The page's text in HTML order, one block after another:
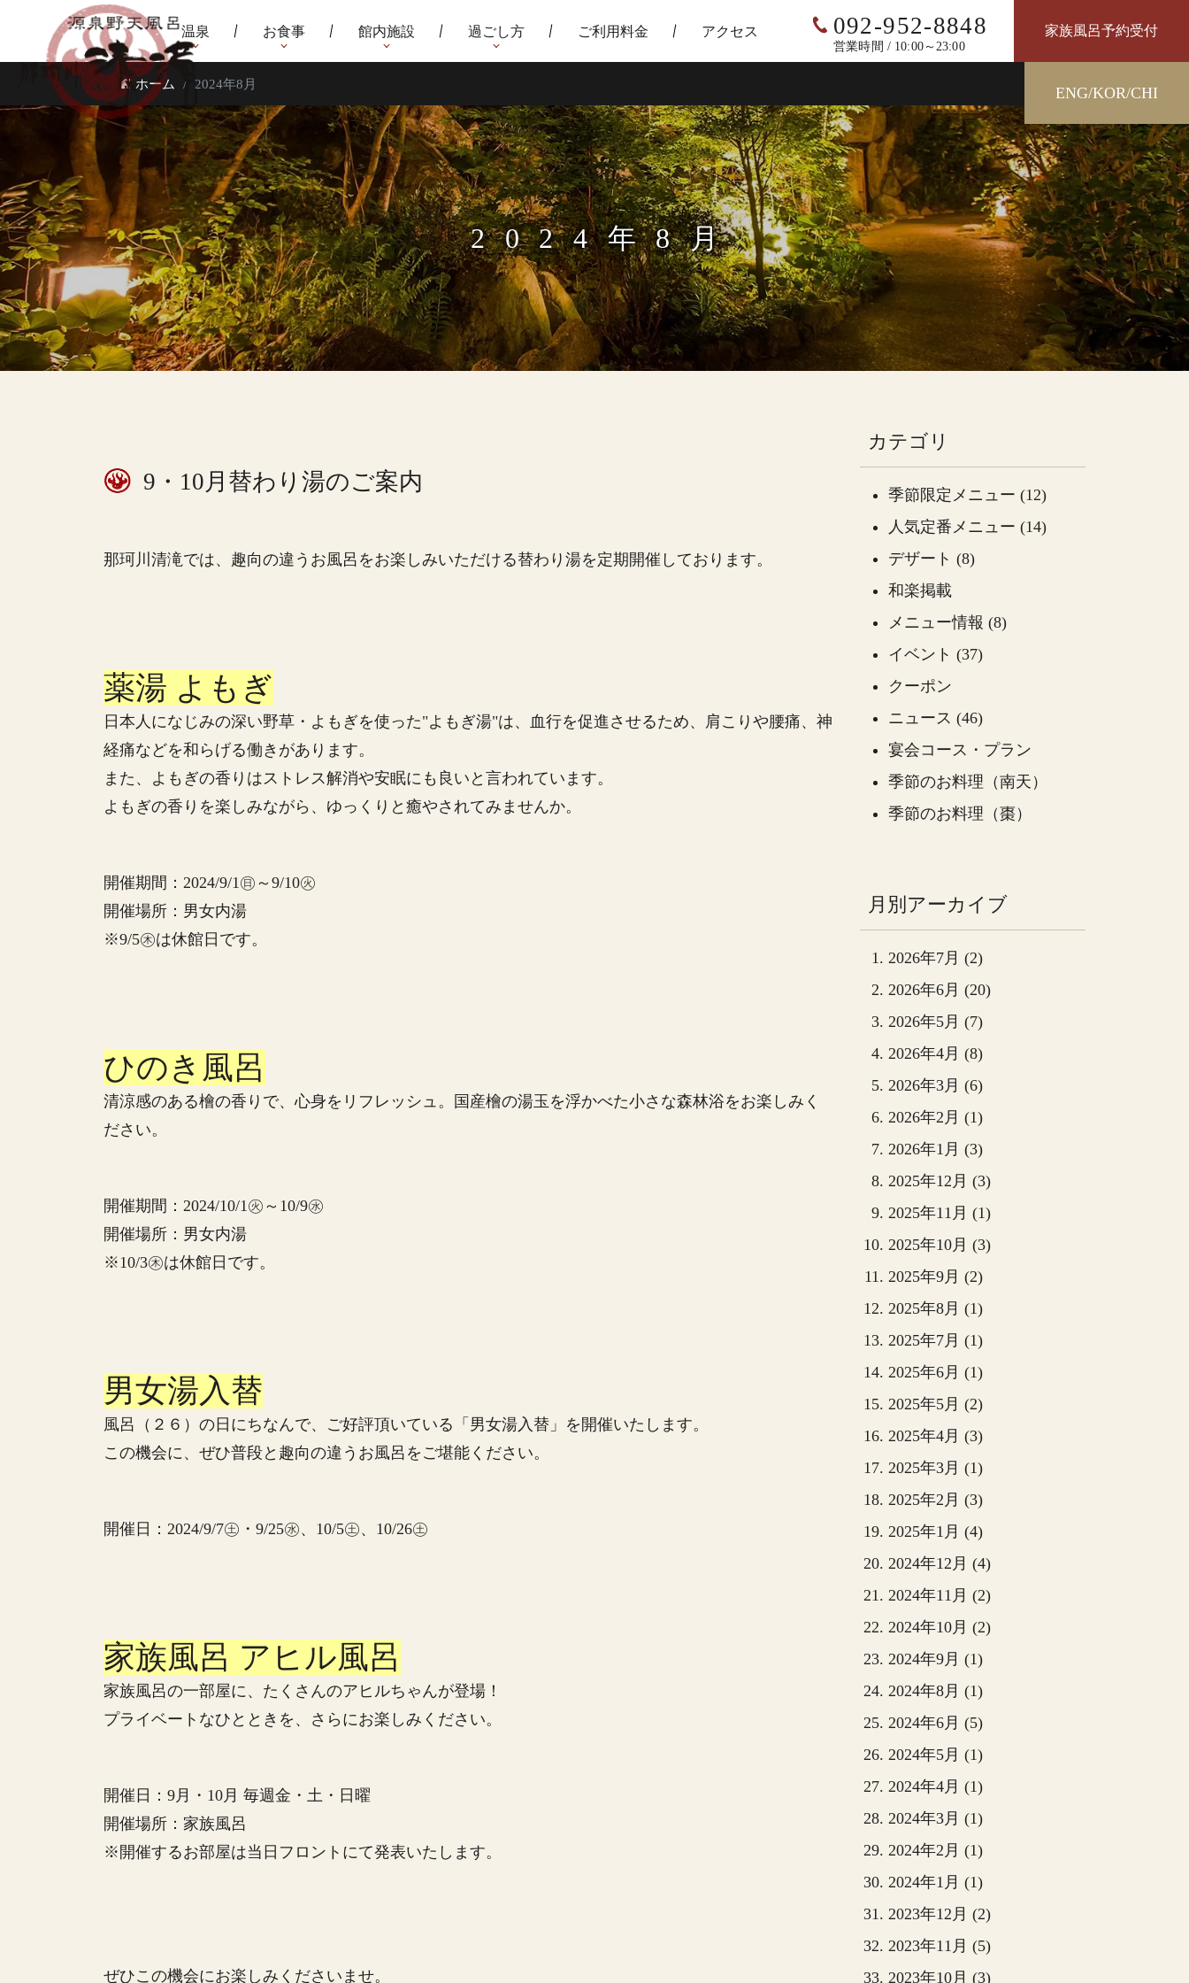
温泉 お食事 館内施設 過ごし方 ご利用料金 アクセス 092-952-8848
営業時間 / 10:00～23:00
家族風呂予約受付
ENG/KOR/CHI
ホーム 2024年8月
2024年8月
9・10月替わり湯のご案内
那珂川清滝では、趣向の違うお風呂をお楽しみいただける替わり湯を定期開催しております。
薬湯 よもぎ
日本人になじみの深い野草・よもぎを使った"よもぎ湯"は、血行を促進させるため、肩こりや腰痛、神
経痛などを和らげる働きがあります。
また、よもぎの香りはストレス解消や安眠にも良いと言われています。
よもぎの香りを楽しみながら、ゆっくりと癒やされてみませんか。
開催期間：2024/9/1㊐～9/10㊋
開催場所：男女内湯
※9/5㊍は休館日です。
ひのき風呂
清涼感のある檜の香りで、心身をリフレッシュ。国産檜の湯玉を浮かべた小さな森林浴をお楽しみく
ださい。
開催期間：2024/10/1㊋～10/9㊌
開催場所：男女内湯
※10/3㊍は休館日です。
男女湯入替
風呂（２６）の日にちなんで、ご好評頂いている「男女湯入替」を開催いたします。
この機会に、ぜひ普段と趣向の違うお風呂をご堪能ください。
開催日：2024/9/7㊏・9/25㊌、10/5㊏、10/26㊏
家族風呂 アヒル風呂
家族風呂の一部屋に、たくさんのアヒルちゃんが登場！
プライベートなひとときを、さらにお楽しみください。
開催日：9月・10月 毎週金・土・日曜
開催場所：家族風呂
※開催するお部屋は当日フロントにて発表いたします。
ぜひこの機会にお楽しみくださいませ。
カテゴリ
季節限定メニュー (12)
人気定番メニュー (14)
デザート (8)
和楽掲載
メニュー情報 (8)
イベント (37)
クーポン
ニュース (46)
宴会コース・プラン
季節のお料理（南天）
季節のお料理（棗）
月別アーカイブ
2026年7月 (2)
2026年6月 (20)
2026年5月 (7)
2026年4月 (8)
2026年3月 (6)
2026年2月 (1)
2026年1月 (3)
2025年12月 (3)
2025年11月 (1)
2025年10月 (3)
2025年9月 (2)
2025年8月 (1)
2025年7月 (1)
2025年6月 (1)
2025年5月 (2)
2025年4月 (3)
2025年3月 (1)
2025年2月 (3)
2025年1月 (4)
2024年12月 (4)
2024年11月 (2)
2024年10月 (2)
2024年9月 (1)
2024年8月 (1)
2024年6月 (5)
2024年5月 (1)
2024年4月 (1)
2024年3月 (1)
2024年2月 (1)
2024年1月 (1)
2023年12月 (2)
2023年11月 (5)
2023年10月 (3)